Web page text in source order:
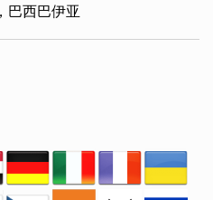
巴西巴伊亚